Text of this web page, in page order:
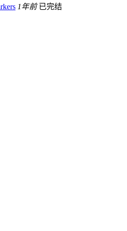
1年前 已完结